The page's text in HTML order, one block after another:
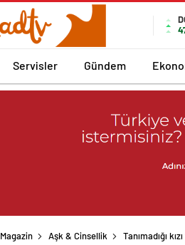
Servisler Gündem
Magazin Aşk & Cinsellik Tanımadığı